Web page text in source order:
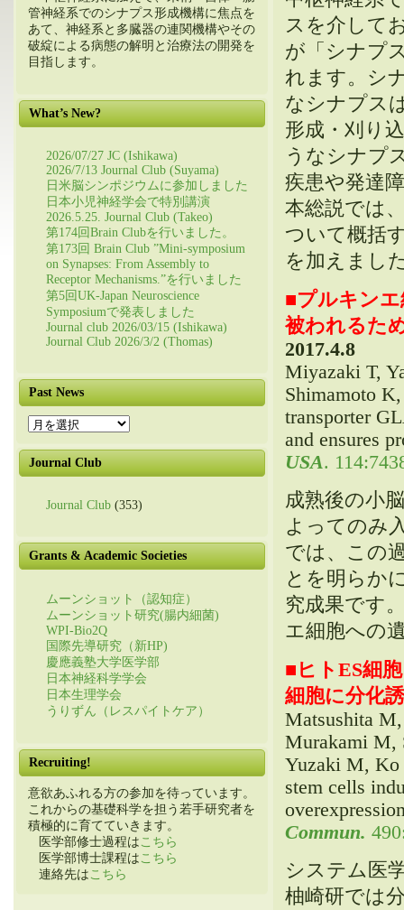
管神経系でのシナプス形成機構に焦点を
あて、神経系と多臓器の連関機構やその
破綻による病態の解明と治療法の開発を
目指します。
What’s New?
2026/07/27 JC (Ishikawa)
2026/7/13 Journal Club (Suyama)
日米脳シンポジウムに参加しました
日本小児神経学会で特別講演
2026.5.25. Journal Club (Takeo)
第174回Brain Clubを行いました。
第173回 Brain Club ”Mini-symposium
on Synapses: From Assembly to
Receptor Mechanisms.”を行いました
第5回UK-Japan Neuroscience
Symposiumで発表しました
Journal club 2026/03/15 (Ishikawa)
Journal Club 2026/3/2 (Thomas)
Past News
Past
News
Journal Club
Journal Club (353)
Grants & Academic Societies
ムーンショット（認知症）
ムーンショット研究(腸内細菌)
WPI-Bio2Q
国際先導研究（新HP)
慶應義塾大学医学部
日本神経科学学会
日本生理学会
うりずん（レスパイトケア）
Recruiting!
意欲あふれる方の参加を待っています。
これからの基礎科学を担う若手研究者を
積極的に育てていきます。
医学部修士過程は こちら
医学部博士課程は こちら
連絡先は こちら
スを介して
が「シナプ
れます。シ
なシナプス
形成・刈り
うなシナプ
疾患や発達
本総説では
ついて概括
を加えまし
■プルキン
被われるた
2017.4.8
Miyazaki T,
Shimamoto
transporter
and ensures
USA.
成熟後の小
よってのみ
では、この
とを明らか
究成果です
エ細胞への
■ ヒトES細
細胞に分化
Matsushita
Murakami M,
Yuzaki M, Ko
stem cells
Commun.
システム医
柚崎研では